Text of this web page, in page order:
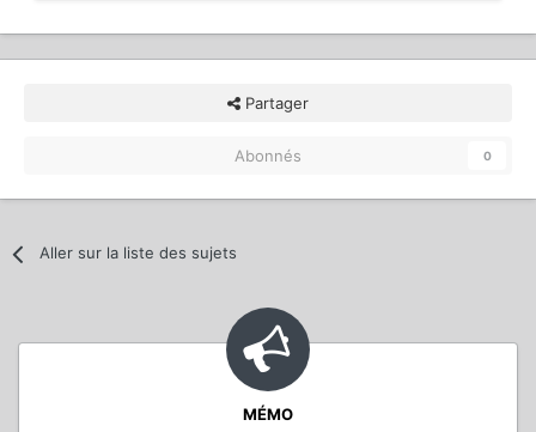
Partager
Abonnés 0
Aller sur la liste des sujets
MÉMO